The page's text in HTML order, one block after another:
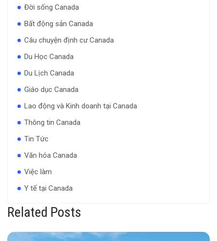
Đời sống Canada
Bất động sản Canada
Câu chuyện định cư Canada
Du Học Canada
Du Lịch Canada
Giáo dục Canada
Lao động và Kinh doanh tại Canada
Thông tin Canada
Tin Tức
Văn hóa Canada
Việc làm
Y tế tại Canada
Related Posts